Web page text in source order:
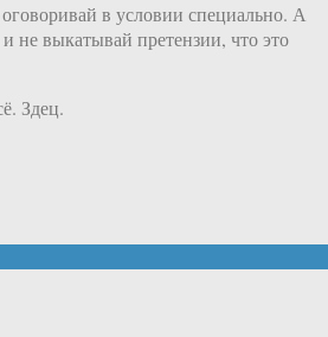
в условии специально. А
не выкатывай претензии, что это
Здец.